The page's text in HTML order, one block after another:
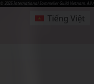
© 2025 International Sommelier Guild Vietnam. All
Tiếng Việt